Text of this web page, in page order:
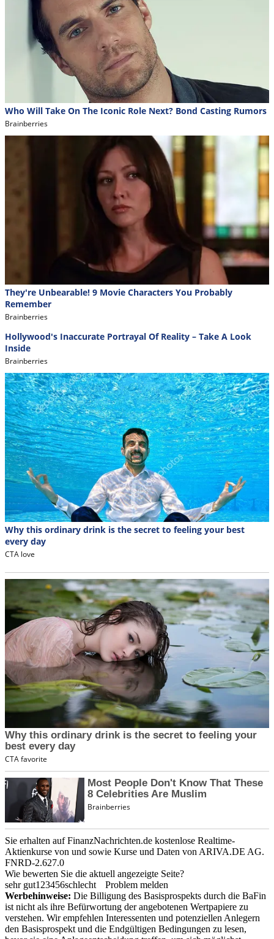
Sie erhalten auf FinanzNachrichten.de kostenlose Realtime-
Aktienkurse von und sowie Kurse und Daten von ARIVA.DE AG.
FNRD-2.627.0
Wie bewerten Sie die aktuell angezeigte Seite?
sehr gut1 23456schlecht
Problem melden
Werbehinweise: Die Billigung des Basisprospekts durch die BaFin
ist nicht als ihre Befürwortung der angebotenen Wertpapiere zu
verstehen. Wir empfehlen Interessenten und potenziellen Anlegern
den Basisprospekt und die Endgültigen Bedingungen zu lesen,